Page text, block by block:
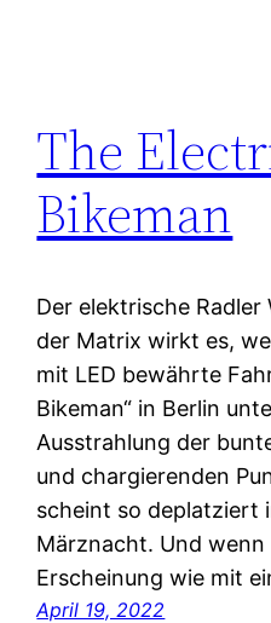
The
Bikeman
Der elektrische
der Matrix wirkt es,
mit LED bewährte
Bikeman“ in Berlin
Ausstrahlung der
und chargierenden
scheint so deplatziert
Märznacht. Und
Erscheinung wie mit
April 19, 2022